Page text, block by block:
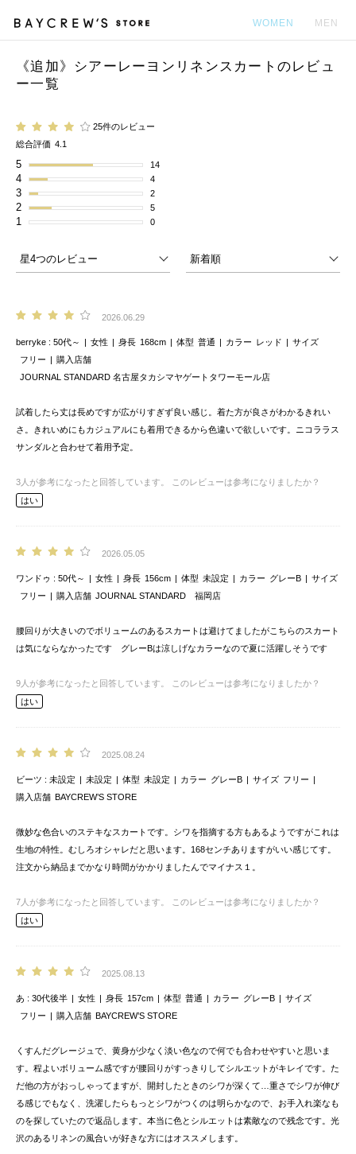
WOMEN MEN
《追加》シアーレーヨンリネンスカートのレビュ
ー一覧
25件のレビュー
総合評価 4.1
5 14
4 4
3 2
2 5
1 0
2026.06.29
berryke 50代～ 女性 身長 168cm 体型 普通 カラー レッド
サイズ
フリー
購入店舗
JOURNAL STANDARD 名古屋タカシマヤゲートタワーモール店
試着したら丈は長めですが広がりすぎず良い感じ。着た方が良さがわかるきれい
さ。きれいめにもカジュアルにも着用できるから色違いで欲しいです。ニコララス
サンダルと合わせて着用予定。
3 人が参考になったと回答しています。
このレビューは参考になりましたか？
はい
2026.05.05
ワンドゥ 50代～ 女性 身長 156cm 体型 未設定 カラー グレーB
サイズ
フリー
購入店舗 JOURNAL STANDARD 福岡店
腰回りが大きいのでボリュームのあるスカートは避けてましたがこちらのスカート
は気にならなかったです グレーBは涼しげなカラーなので夏に活躍しそうです
9 人が参考になったと回答しています。
このレビューは参考になりましたか？
はい
2025.08.24
ビーツ 未設定 未設定 体型 未設定 カラー グレーB サイズ フリー
購入店舗 BAYCREW’S STORE
微妙な色合いのステキなスカートです。シワを指摘する方もあるようですがこれは
生地の特性。むしろオシャレだと思います。168センチありますがいい感じてす。
注文から納品までかなり時間がかかりましたんでマイナス１。
7 人が参考になったと回答しています。
このレビューは参考になりましたか？
はい
2025.08.13
あ 30代後半 女性 身長 157cm 体型 普通 カラー グレーB
サイズ
フリー
購入店舗 BAYCREW’S STORE
くすんだグレージュで、黄身が少なく淡い色なので何でも合わせやすいと思いま
す。程よいボリューム感ですが腰回りがすっきりしてシルエットがキレイです。た
だ他の方がおっしゃってますが、開封したときのシワが深くて…重さでシワが伸び
る感じでもなく、洗濯したらもっとシワがつくのは明らかなので、お手入れ楽なも
のを探していたので返品します。本当に色とシルエットは素敵なので残念です。光
沢のあるリネンの風合いが好きな方にはオススメします。